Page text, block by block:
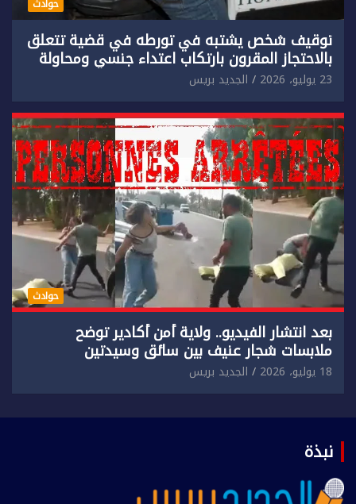
حوادث
توقيف شخص يشتبه في تورطه في قضية تتعلق
بالاحتجاز المقرون بارتكاب اعتداء جنسي ومحاولة
إضرام النار عمدا.
23 يوليو، 2026 الجديد بريس
حوادث
بعد انتشار الفيديو.. ولاية أمن أكادير توضح
ملابسات شجار عنيف بين سائق وسيدتين
18 يوليو، 2026 الجديد بريس
نبذة